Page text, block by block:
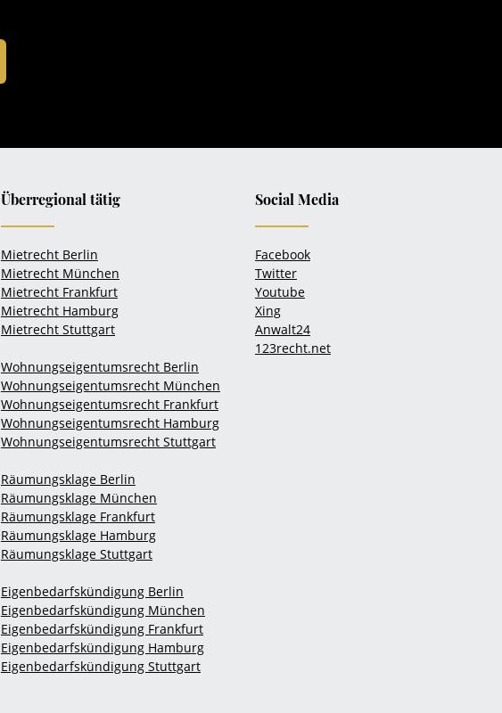
Überregional tätig
Mietrecht Berlin
Mietrecht München
Mietrecht Frankfurt
Mietrecht Hamburg
Mietrecht Stuttgart
Wohnungseigentumsrecht Berlin
Wohnungseigentumsrecht München
Wohnungseigentumsrecht Frankfurt
Wohnungseigentumsrecht Hamburg
Wohnungseigentumsrecht Stuttgart
Räumungsklage Berlin
Räumungsklage München
Räumungsklage Frankfurt
Räumungsklage Hamburg
Räumungsklage Stuttgart
Eigenbedarfskündigung Berlin
Eigenbedarfskündigung München
Eigenbedarfskündigung Frankfurt
Eigenbedarfskündigung Hamburg
Eigenbedarfskündigung Stuttgart
Social Media
Facebook
Twitter
Youtube
Xing
Anwalt24
123recht.net